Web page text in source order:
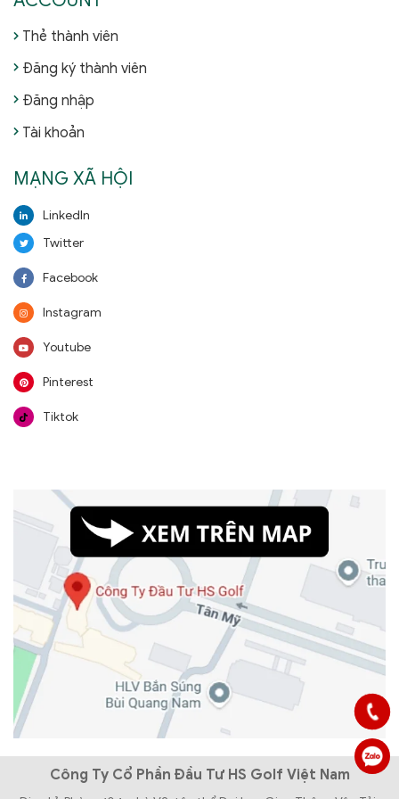
Thẻ thành viên
Đăng ký thành viên
Đăng nhập
Tài khoản
MẠNG XÃ HỘI
LinkedIn
Twitter
Facebook
Instagram
Youtube
Pinterest
Tiktok
Công Ty Cổ Phần Đầu Tư HS Golf Việt Nam